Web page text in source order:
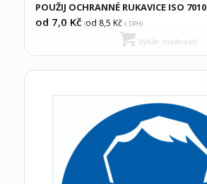
POUŽIJ OCHRANNÉ RUKAVICE ISO 7010
od 7,0 Kč (od 8,5 Kčs DPH)
Výběr možností